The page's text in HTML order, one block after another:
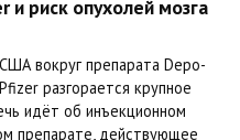
и риск опухолей мозга
вокруг препарата Depo-
разгорается крупное
идёт об инъекционном
препарате, действующее